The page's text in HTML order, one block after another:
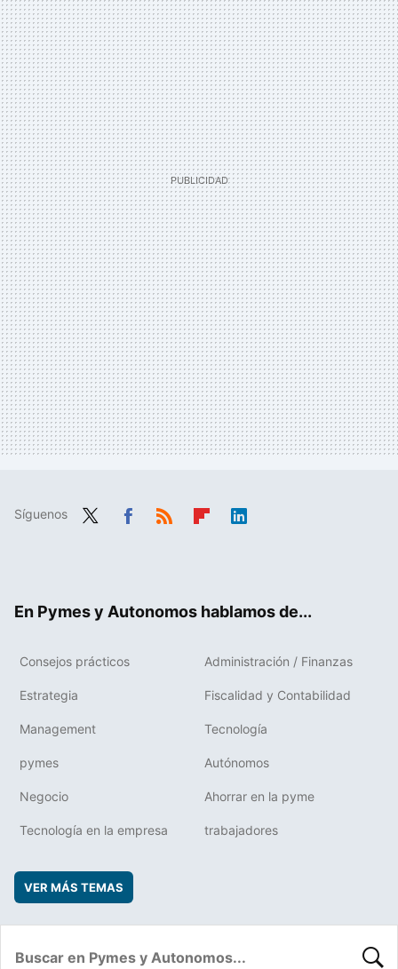
Síguenos
En Pymes y Autonomos hablamos de...
Consejos prácticos Administración / Finanzas
Estrategia Fiscalidad y Contabilidad
Management Tecnología
pymes Autónomos
Negocio Ahorrar en la pyme
Tecnología en la empresa trabajadores
VER MÁS TEMAS